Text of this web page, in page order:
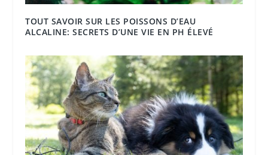
TOUT SAVOIR SUR LES POISSONS D’EAU
ALCALINE: SECRETS D’UNE VIE EN PH ÉLEVÉ